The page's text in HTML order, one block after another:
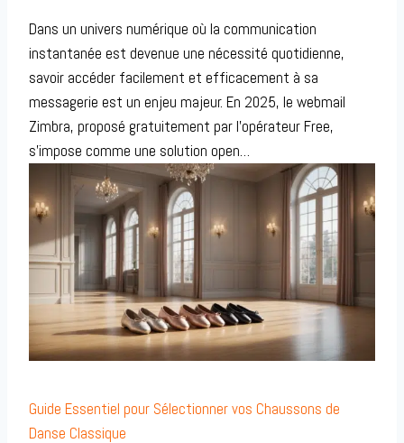
Dans un univers numérique où la communication
instantanée est devenue une nécessité quotidienne,
savoir accéder facilement et efficacement à sa
messagerie est un enjeu majeur. En 2025, le webmail
Zimbra, proposé gratuitement par l’opérateur Free,
s’impose comme une solution open…
Guide Essentiel pour Sélectionner vos Chaussons de
Danse Classique